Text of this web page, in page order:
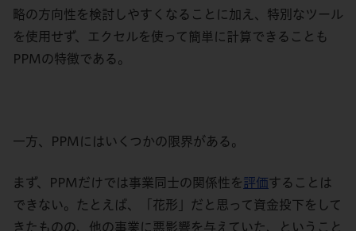
略の方向性を検討しやすくなることに加え、特別なツール
を使用せず、
エクセルを使って簡単に計算できることも
PPMの特徴である。
一方、PPMには いくつかの 限界がある。
まず、 PPM だけでは事業同士の関係性を評価することは
できない。たとえば、
「花形」だと思って資金投下をして
きたものの、他の事業に悪影響を与えていた、ということ